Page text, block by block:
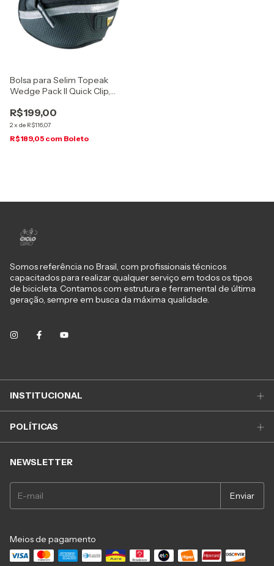
Bolsa para Selim Topeak
Wedge Pack II Quick Clip,
R$199,00
2x de R$116,07
R$189,05 com Boleto
Somos referência no Brasil, com profissionais técnicos
capacitados para realizar qualquer serviço em todos os tipos
de bicicleta. Contamos com estrutura e ferramental de última
geração, sempre em busca da máxima qualidade.
INSTITUCIONAL
POLÍTICAS
NEWSLETTER
Meios de pagamento